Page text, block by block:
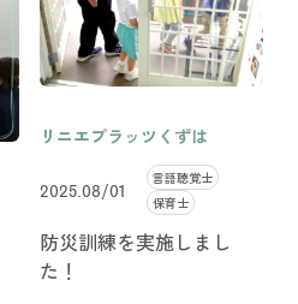
リニエプラッツくずは
2025.08/01
言語聴覚士
保育士
防災訓練を実施しまし
た！